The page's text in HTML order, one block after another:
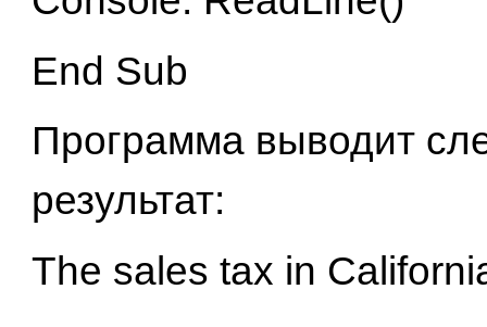
End Sub
Программа выводит
результат:
The sales tax in